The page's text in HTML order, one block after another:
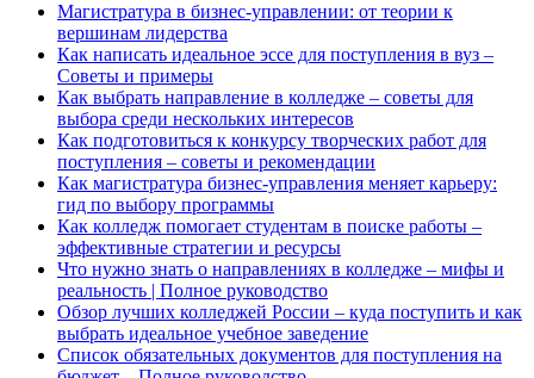
Магистратура в бизнес-управлении: от теории к
вершинам лидерства
Как написать идеальное эссе для поступления в вуз –
Советы и примеры
Как выбрать направление в колледже – советы для
выбора среди нескольких интересов
Как подготовиться к конкурсу творческих работ для
поступления – советы и рекомендации
Как магистратура бизнес-управления меняет карьеру:
гид по выбору программы
Как колледж помогает студентам в поиске работы –
эффективные стратегии и ресурсы
Что нужно знать о направлениях в колледже – мифы и
реальность | Полное руководство
Обзор лучших колледжей России – куда поступить и как
выбрать идеальное учебное заведение
Список обязательных документов для поступления на